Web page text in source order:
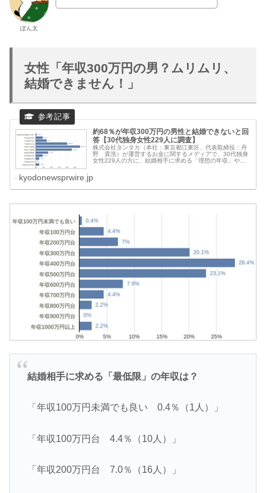
ぽん太
女性「年収300万円の男？ムリムリ、
結婚できません！」
約68％が年収300万円の男性と結婚できないと回
答【30代独身女性229人に調査】
株式会社タンタカ（本社：東京都江東区、代表取締役：丹
野 貴浩）が運営するお金に関するメディアで、30代独身
女性229人の方に、結婚相手に求める「理想の年収」や
kyodonewsprwire.jp
結婚相手に求める「最低限」の年収は？
「年収100万円未満でも良い 0.4％（1人）」
「年収100万円台 4.4％（10人）」
「年収200万円台 7.0％（16人）」